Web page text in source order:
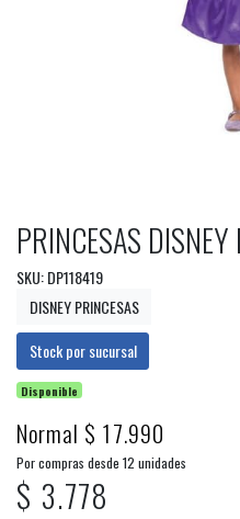
PRINCESAS
SKU: DP118419
DISNEY PRINCESAS
Stock por sucursal
Disponible
Normal $ 17.990
Por compras desde 12 unidades
$ 3.778